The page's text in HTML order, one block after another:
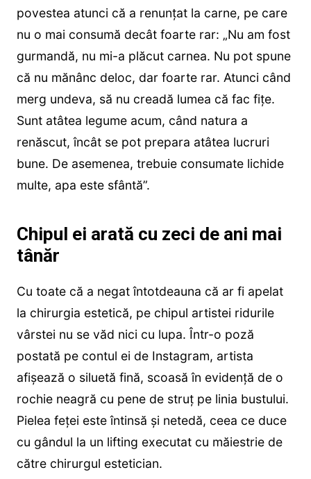
povestea atunci că a renunțat la carne, pe care
nu o mai consumă decât foarte rar: „Nu am fost
gurmandă, nu mi-a plăcut carnea. Nu pot spune
că nu mănânc deloc, dar foarte rar. Atunci când
merg undeva, să nu creadă lumea că fac fițe.
Sunt atâtea legume acum, când natura a
renăscut, încât se pot prepara atâtea lucruri
bune. De asemenea, trebuie consumate lichide
multe, apa este sfântă”.
Chipul ei arată cu zeci de ani mai
tânăr
Cu toate că a negat întotdeauna că ar fi apelat
la chirurgia estetică, pe chipul artistei ridurile
vârstei nu se văd nici cu lupa. Într-o poză
postată pe contul ei de Instagram, artista
afișează o siluetă fină, scoasă în evidență de o
rochie neagră cu pene de struț pe linia bustului.
Pielea feței este întinsă și netedă, ceea ce duce
cu gândul la un lifting executat cu măiestrie de
către chirurgul estetician.